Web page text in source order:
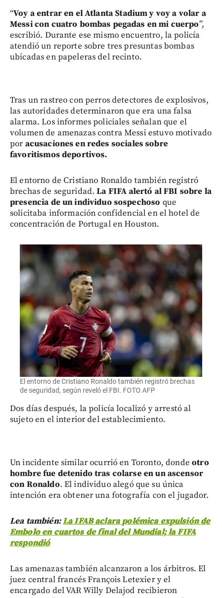
“Voy a entrar en el Atlanta Stadium y voy a volar a
Messi con cuatro bombas pegadas en mi cuerpo”,
escribió. Durante ese mismo encuentro, la policía
atendió un reporte sobre tres presuntas bombas
ubicadas en papeleras del recinto.
Tras un rastreo con perros detectores de explosivos,
las autoridades determinaron que era una falsa
alarma. Los informes policiales señalan que el
volumen de amenazas contra Messi estuvo motivado
por acusaciones en redes sociales sobre
favoritismos deportivos.
El entorno de Cristiano Ronaldo también registró
brechas de seguridad.La FIFA alertó al FBI sobre la
presencia de un individuo sospechoso que
solicitaba información confidencial en el hotel de
concentración de Portugal en Houston.
El entorno de Cristiano Ronaldo también registró brechas
de seguridad, según reveló el FBI. FOTO AFP
Dos días después, la policía localizó y arrestó al
sujeto en el interior del establecimiento.
Un incidente similar ocurrió en Toronto, dondeotro
hombre fue detenido tras colarse en un ascensor
con Ronaldo. El individuo alegó que su única
intención era obtener una fotografía con el jugador.
Lea también:La IFAB aclara polémica expulsión de
Embolo en cuartos de final del Mundial; la FIFA
respondió
Las amenazas también alcanzaron a los árbitros. El
juez central francés François Letexier y el
encargado del VAR Willy Delajod recibieron